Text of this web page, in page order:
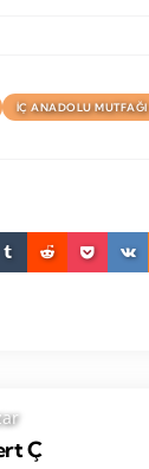
İÇ ANADOLU MUTFAĞI
Ç